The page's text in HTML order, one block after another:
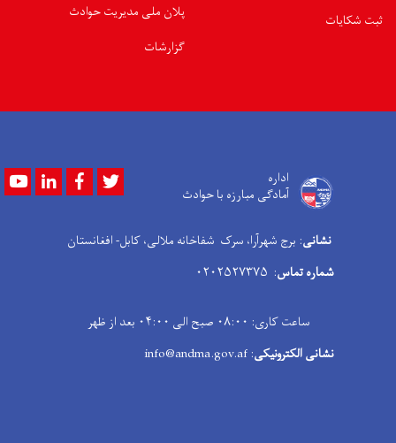
ثبت شکایات
پلان ملی مدیریت حوادث
گزارشات
اداره
آمادگی مبارزه با حوادث
YoutubeLinkedInFacebook
نشانی: برج شهرآرا، سرک شفاخانه ملالی، کابل- افغانستان
شماره تماس: ۰۲۰۲۵۲۷۳۷۵
ساعت کاری: ۰۸:۰۰ صبح الی ۰۴:۰۰ بعد از ظهر
نشانی الکترونیکی: info@andma.gov.af